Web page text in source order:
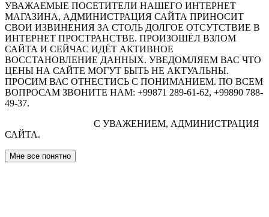
УВАЖАЕМЫЕ ПОСЕТИТЕЛИ НАШЕГО ИНТЕРНЕТ
МАГАЗИНА, АДМИНИСТРАЦИЯ САЙТА ПРИНОСИТ
СВОИ ИЗВИНЕНИЯ ЗА СТОЛЬ ДОЛГОЕ ОТСУТСТВИЕ В
ИНТЕРНЕТ ПРОСТРАНСТВЕ. ПРОИЗОШЁЛ ВЗЛОМ
САЙТА И СЕЙЧАС ИДЁТ АКТИВНОЕ
ВОССТАНОВЛЕНИЕ ДАННЫХ. УВЕДОМЛЯЕМ ВАС ЧТО
ЦЕНЫ НА САЙТЕ МОГУТ БЫТЬ НЕ АКТУАЛЬНЫ.
ПРОСИМ ВАС ОТНЕСТИСЬ С ПОНИМАНИЕМ. ПО ВСЕМ
ВОПРОСАМ ЗВОНИТЕ НАМ: +99871 289-61-62, +99890 788-
49-37.
С УВАЖЕНИЕМ, АДМИНИСТРАЦИЯ
САЙТА.
Мне все понятно